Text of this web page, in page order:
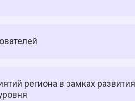
региона в рамках развития